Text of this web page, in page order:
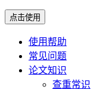
点击使用
使用帮助
常见问题
论文知识
查重常识